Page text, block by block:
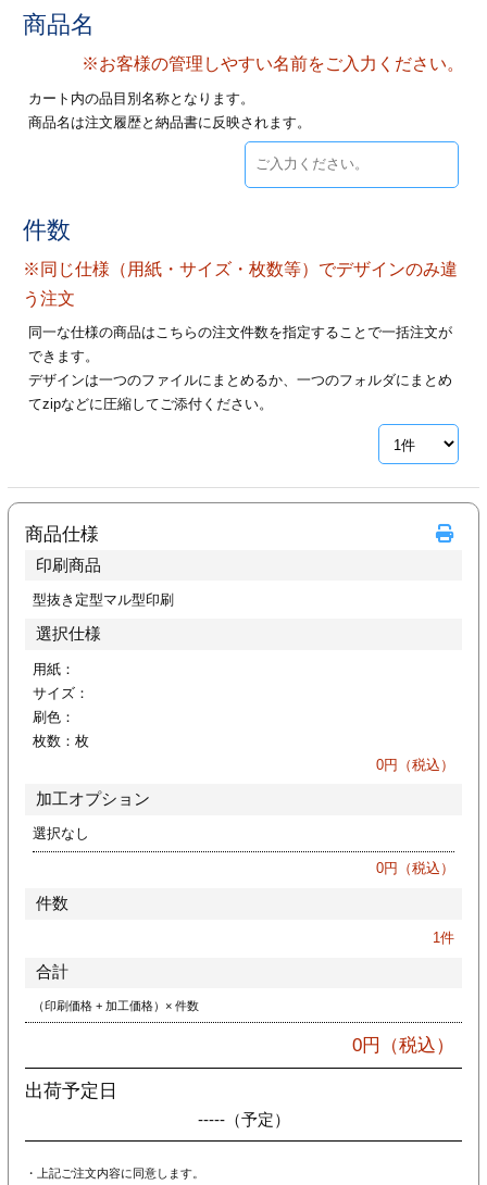
印刷
ファイル印刷
ァイル印刷
印刷
印刷
リーブ印刷
加工
印刷
名刺印刷
ムカード印刷
刷
カード印刷
フォルダー
ァイル印刷
リーブ
商品名
※お客様の管理しやすい名前をご入力ください。
カート内の品目別名称となります。
商品名は注文履歴と納品書に反映されます。
件数
※同じ仕様（用紙・サイズ・枚数等）でデザインのみ違
う注文
同一な仕様の商品はこちらの注文件数を指定することで一括注文が
できます。
デザインは一つのファイルにまとめるか、一つのフォルダにまとめ
てzipなどに圧縮してご添付ください。
商品仕様
印刷商品
型抜き定型マル型印刷
選択仕様
用紙：
サイズ：
刷色：
枚数： 枚
0円（税込）
加工オプション
選択なし
0円（税込）
件数
1件
合計
（印刷価格 + 加工価格）× 件数
0円（税込）
出荷予定日
-----（予定）
・上記ご注文内容に同意します。